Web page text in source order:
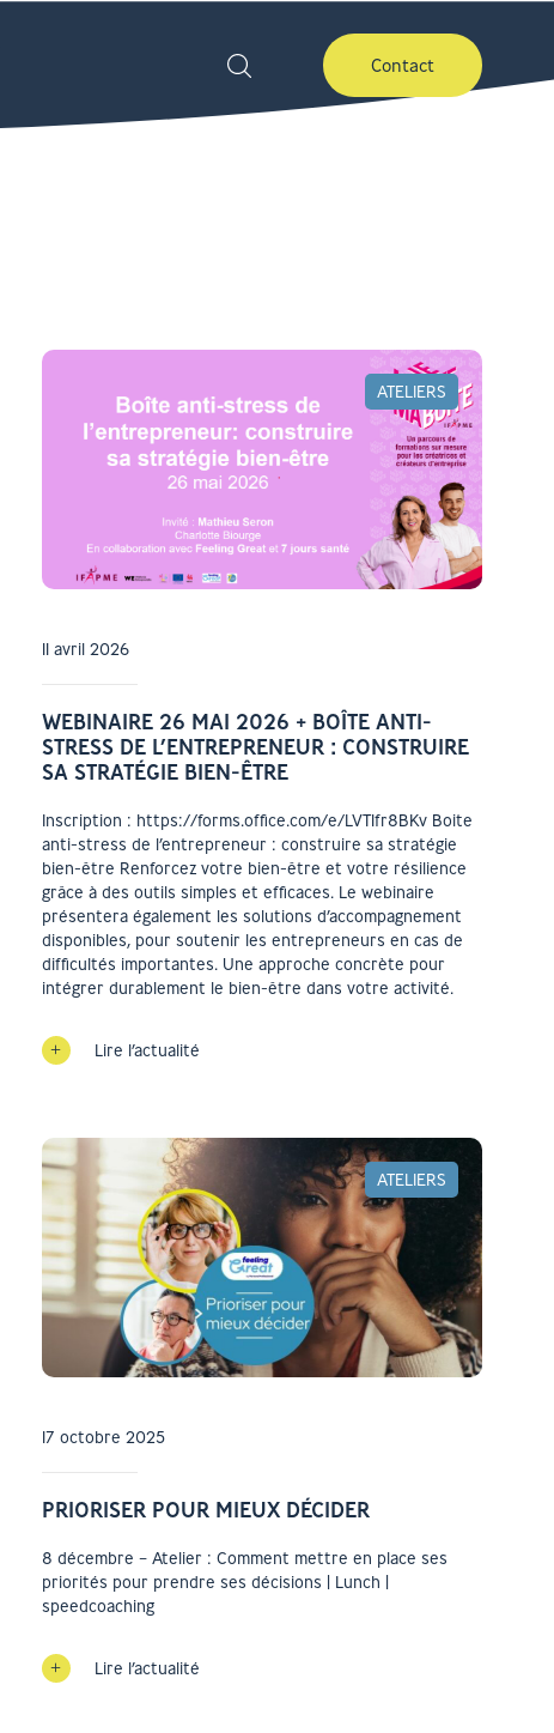
Contact
ATELIERS
11 avril 2026
WEBINAIRE 26 MAI 2026 + BOÎTE ANTI-
STRESS DE L’ENTREPRENEUR : CONSTRUIRE
SA STRATÉGIE BIEN-ÊTRE
Inscription : https://forms.office.com/e/LVT1fr8BKv Boite
anti-stress de l’entrepreneur : construire sa stratégie
bien-être Renforcez votre bien-être et votre résilience
grâce à des outils simples et efficaces. Le webinaire
présentera également les solutions d’accompagnement
disponibles, pour soutenir les entrepreneurs en cas de
difficultés importantes. Une approche concrète pour
intégrer durablement le bien-être dans votre activité.
Lire l’actualité
ATELIERS
17 octobre 2025
PRIORISER POUR MIEUX DÉCIDER
8 décembre – Atelier : Comment mettre en place ses
priorités pour prendre ses décisions | Lunch |
speedcoaching
Lire l’actualité